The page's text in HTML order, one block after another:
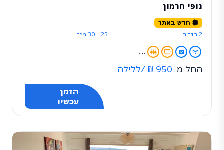
נופי חרמון
חדש באתר
2 חדרים 25 - 30 מ״ר
...
החל מ 950 ₪ /ללילה
הזמן
עכשיו